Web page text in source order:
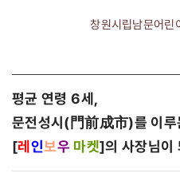
창원시립남문어린
평균 연령 6세,
문전성시(門前成市)를 이루
[레인보우 마켓]의 사장님이